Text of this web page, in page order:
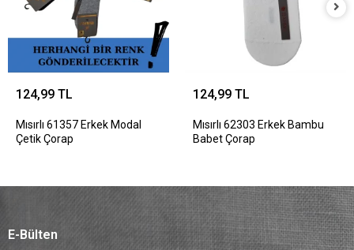
124,99 TL
Mısırlı 61357 Erkek Modal
Çetik Çorap
124,99 TL
Mısırlı 62303 Erkek Bambu
Babet Çorap
E-Bülten